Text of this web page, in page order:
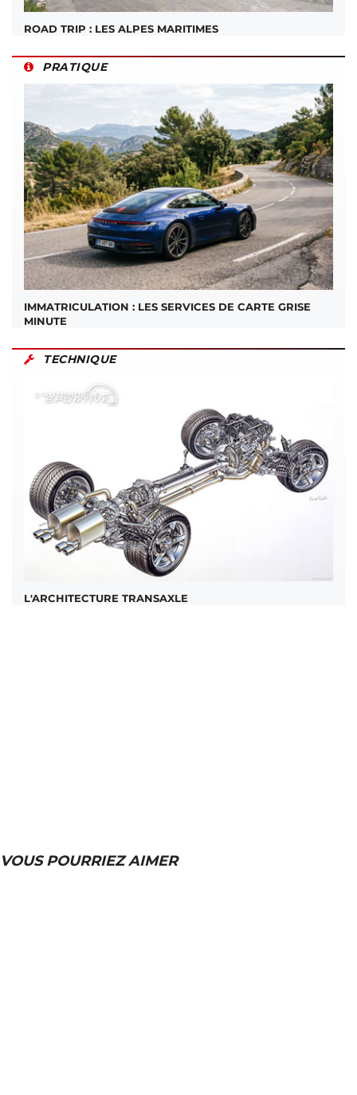
ROAD TRIP : LES ALPES MARITIMES
PRATIQUE
IMMATRICULATION : LES SERVICES DE CARTE GRISE
MINUTE
TECHNIQUE
L'ARCHITECTURE TRANSAXLE
VOUS POURRIEZ AIMER